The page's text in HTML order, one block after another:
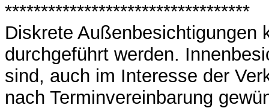
**********************************
Diskrete Außenbesichtigungen
durchgeführt werden.
sind, auch im Interesse der
nach Terminvereinbarung